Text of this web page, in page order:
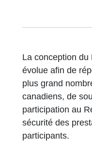
La conception du
évolue afin de
plus grand
canadiens, de
participation au
sécurité des
participants.